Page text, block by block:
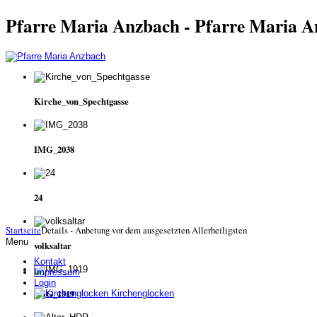
Pfarre Maria Anzbach - Pfarre Maria
Kirche_von_Spechtgasse
IMG_2038
24
volksaltar
IMG_1919
StartseiteDetails - Anbetung vor dem ausgesetzten Allerheiligsten
Menu
Kontakt
Impressum
Login
Kirchenglocken